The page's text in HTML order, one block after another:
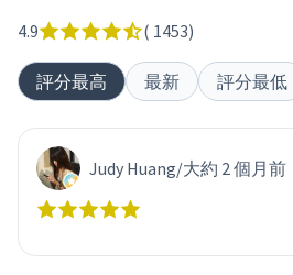
4.9 ( 1453)
評分最高 最新 評分最低
Judy Huang/大約 2 個月前